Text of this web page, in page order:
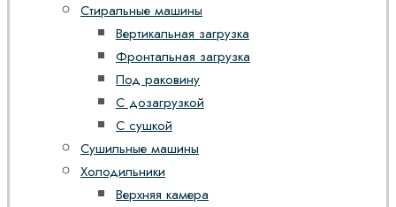
Стиральные машины
Вертикальная загрузка
Фронтальная загрузка
Под раковину
С дозагрузкой
С сушкой
Сушильные машины
Холодильники
Верхняя камера